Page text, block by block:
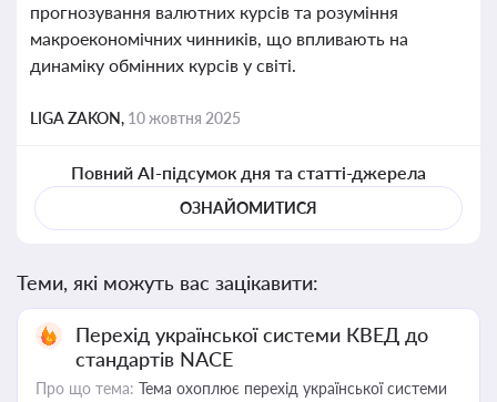
прогнозування валютних курсів та розуміння
макроекономічних чинників, що впливають на
динаміку обмінних курсів у світі.
LIGA ZAKON, 10 жовтня 2025
Повний AI-підсумок дня та статті-джерела
ОЗНАЙОМИТИСЯ
Теми, які можуть вас зацікавити:
Перехід української системи КВЕД до
стандартів NACE
Про що тема: Тема охоплює перехід української системи